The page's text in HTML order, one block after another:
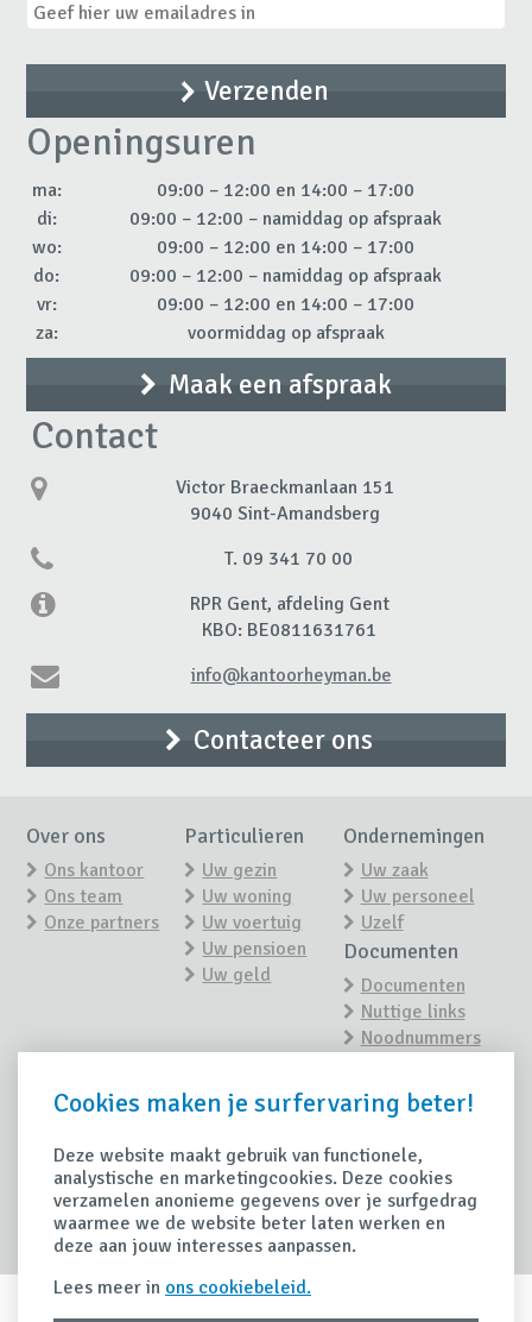
Openingsuren
ma:
09:00 – 12:00 en 14:00 – 17:00
di:
09:00 – 12:00 – namiddag op afspraak
wo:
09:00 – 12:00 en 14:00 – 17:00
do:
09:00 – 12:00 – namiddag op afspraak
vr:
09:00 – 12:00 en 14:00 – 17:00
za:
voormiddag op afspraak
Maak een afspraak
Contact
Victor Braeckmanlaan 151
9040 Sint-Amandsberg
T. 09 341 70 00
RPR Gent, afdeling Gent
KBO: BE0811631761
info@kantoorheyman.be
Contacteer ons
Over ons
Ons kantoor
Ons team
Onze partners
Particulieren
Uw gezin
Uw woning
Uw voertuig
Uw pensioen
Uw geld
Ondernemingen
Uw zaak
Uw personeel
Uzelf
Documenten
Documenten
Nuttige links
Noodnummers
Tips
Handige tips
Contacteer ons
afspraak
Schade
Schade
aangeven
Cookies maken je surfervaring beter!
Deze website maakt gebruik van functionele,
analystische en marketingcookies. Deze cookies
verzamelen anonieme gegevens over je surfgedrag
waarmee we de website beter laten werken en
deze aan jouw interesses aanpassen.
Lees meer in ons cookiebeleid.